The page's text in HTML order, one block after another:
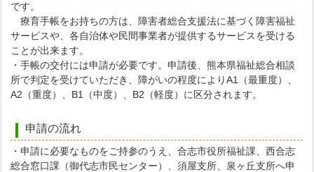
です。
療育手帳をお持ちの方は、障害者総合支援法に基づく障害福祉
サービスや、各自治体や民間事業者が提供するサービスを受ける
ことが出来ます。
・手帳の交付には申請が必要です。申請後、熊本県福祉総合相談
所で判定を受けていただき、障がいの程度によりA1（最重度）、
A2（重度）、B1（中度）、B2（軽度）に区分されます。
申請の流れ
・申請に必要なものをご持参のうえ、合志市役所福祉課、西合志
総合窓口課（御代志市民センター）、須屋支所、泉ヶ丘支所へ申